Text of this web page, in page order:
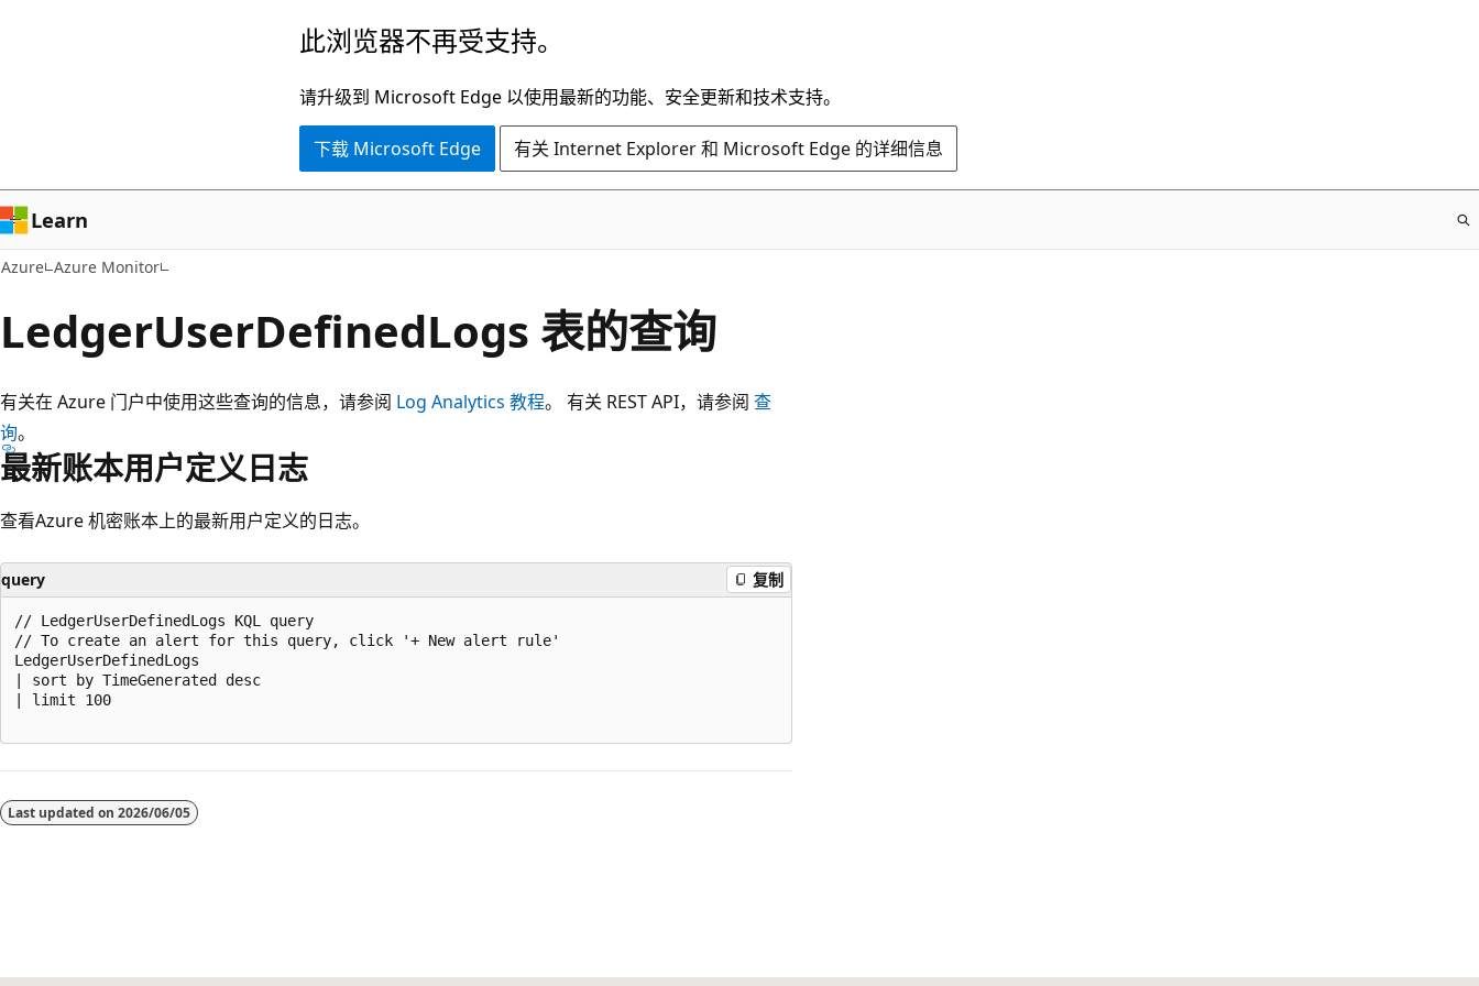
容
此浏览器不再受支持。
请升级到 Microsoft Edge 以使用最新的功能、安全更新和技术支持。
下载 Microsoft Edge 有关 Internet Explorer 和 Microsoft Edge 的详细信息
Learn
Azure Azure Monitor
LedgerUserDefinedLogs 表的查询
有关在 Azure 门户中使用这些查询的信息，请参阅 Log Analytics 教程。 有关 REST API，请参阅 查
询。
最新账本用户定义日志
查看Azure 机密账本上的最新用户定义的日志。
query 复制
// LedgerUserDefinedLogs KQL query
// To create an alert for this query, click '+ New alert rule'
LedgerUserDefinedLogs
| sort by TimeGenerated desc
| limit 100
模Last updated on 2026/06/05